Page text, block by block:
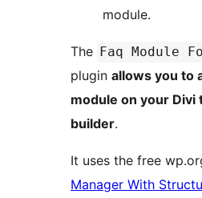
module.
The Faq Module
plugin allows you to
module on your Divi
builder.
It uses the free
Manager With